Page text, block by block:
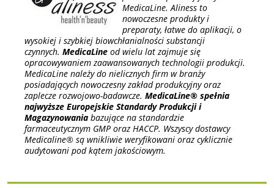
MedicaLine. Aliness to
nowoczesne produkty i
preparaty, łatwe do aplikacji, o
wysokiej i szybkiej biowchłanialności substancji
czynnych. MedicaLine od wielu lat zajmuje się
opracowywaniem zaawansowanych technologii produkcji.
MedicaLine należy do nielicznych firm w branży
posiadających nowoczesny zakład produkcyjny oraz
zaplecze rozwojowo-badawcze. MedicaLine® spełnia
najwyższe Europejskie Standardy Produkcji i
Magazynowania bazujące na standardzie
farmaceutycznym GMP oraz HACCP. Wszyscy dostawcy
Medicaline® są wnikliwie weryfikowani oraz cyklicznie
audytowani pod kątem jakościowym.